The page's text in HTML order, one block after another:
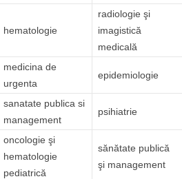
hematologie
radiologie şi
imagistică
medicală
medicina de
urgenta
epidemiologie
sanatate publica si
management
psihiatrie
oncologie şi
hematologie
pediatrică
sănătate publică
şi management